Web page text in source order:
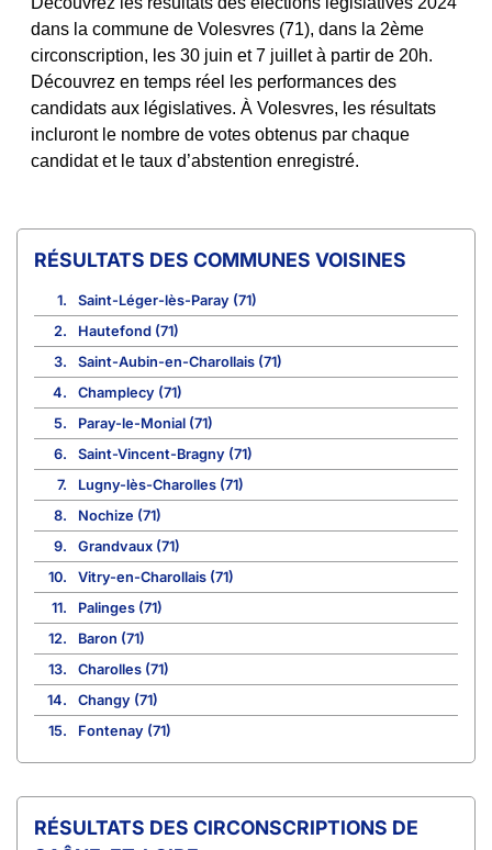
dans la commune de Volesvres (71), dans la 2ème
circonscription, les 30 juin et 7 juillet à partir de 20h.
Découvrez en temps réel les performances des
candidats aux législatives. À Volesvres, les résultats
incluront le nombre de votes obtenus par chaque
candidat et le taux d’abstention enregistré.
COMMUNES VOISINES
1.
Saint-Léger-lès-Paray (71)
2.
Hautefond (71)
3.
Saint-Aubin-en-Charollais (71)
4.
Champlecy (71)
5.
Paray-le-Monial (71)
6.
Saint-Vincent-Bragny (71)
7.
Lugny-lès-Charolles (71)
8.
Nochize (71)
9.
Grandvaux (71)
10.
Vitry-en-Charollais (71)
11.
Palinges (71)
12.
Baron (71)
13.
Charolles (71)
14.
Changy (71)
15.
Fontenay (71)
CIRCONSCRIPTIONS DE